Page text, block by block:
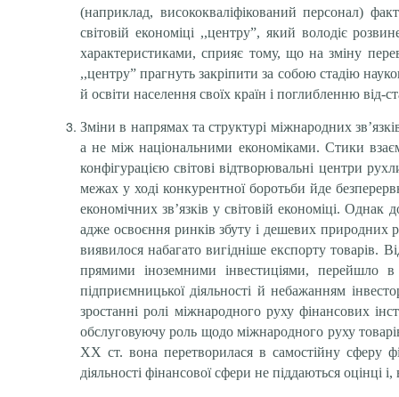
(наприклад, висококваліфікований персонал)
світовій економіці ,,центру”, який володіє
характеристиками, сприяє тому, що на зміну
,,центру” прагнуть закріпити за собою стадію
й освіти населення своїх країн і поглибленню від-
Зміни в напрямах та структурі міжнародних
а не між національними економіками. Стики
конфігурацією світові відтворювальні центри
межах у ході конкурентної боротьби йде
економічних зв’язків у світовій економіці.
адже освоєння ринків збуту і дешевих природних
виявилося набагато вигідніше експорту товарів.
прямими іноземними інвестиціями, перейшло
підприємницької діяльності й небажанням
зростанні ролі міжнародного руху фінансових
обслуговуючу роль щодо міжна­родного руху
ХХ ст. вона перетворилася в самостійну сферу
діяльності фінансової сфери не піддаються